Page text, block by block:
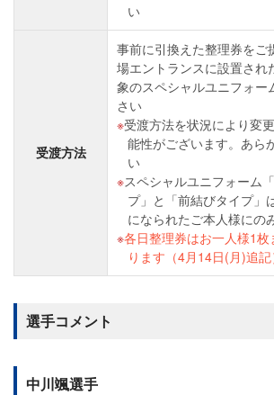
い
受渡方法
事前に引換えた整理券をご
場エントランスに設置され
象のスペシャルユニフォー
さい
受渡方法を状況により変
能性がございます。あら
い
スペシャルユニフォーム
プ」と「前結びタイプ」
になられたご本人様にの
各日整理券はお一人様1
ります（4月14日(月)追記
選手コメント
中川颯選手